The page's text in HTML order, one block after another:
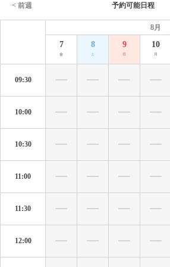
< 前週 予約可能日程
8月
7
金
8
土
9
日
10
月
09:30
10:00
10:30
11:00
11:30
12:00